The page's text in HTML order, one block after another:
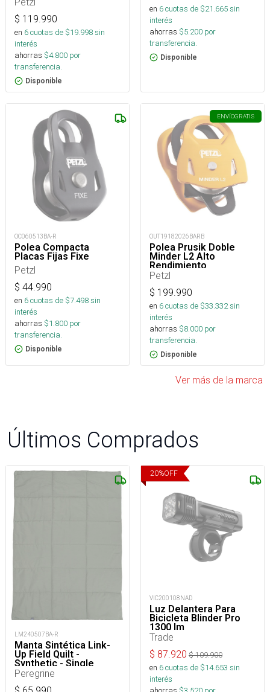
$ 119.990
en 6cuotas de $19.998sin
interés
ahorras $4.800 por
transferencia.
Disponible
en 6cuotas de $21.665sin
interés
ahorras $5.200 por
transferencia.
Disponible
OC060513BA-R
Polea Compacta
Placas Fijas Fixe
Petzl
$ 44.990
en 6cuotas de $7.498sin
interés
ahorras $1.800 por
transferencia.
Disponible
ENVÍOGRATIS
OUT19182026BARB
Polea Prusik Doble
Minder L2 Alto
Rendimiento
Petzl
$ 199.990
en 6cuotas de $33.332sin
interés
ahorras $8.000 por
transferencia.
Disponible
Ver más de la marca
Últimos Comprados
LM240507BA-R
Manta Sintética Link-
Up Field Quilt -
Synthetic - Single
Peregrine
20%OFF
VIC200108NAD
Luz Delantera Para
Bicicleta Blinder Pro
1300 lm
Trade
$ 87.920 $109.900
en 6cuotas de $14.653 sin
interés